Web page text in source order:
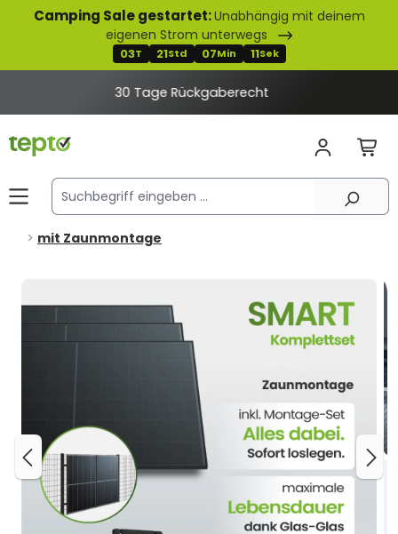
springen
Camping Sale gestartet:Unabhängig mit deinem
eigenen Strom unterwegs
03T 21Std 07Min 10Sek
2% Rabatt bei Banküberweisung
mit Zaunmontage